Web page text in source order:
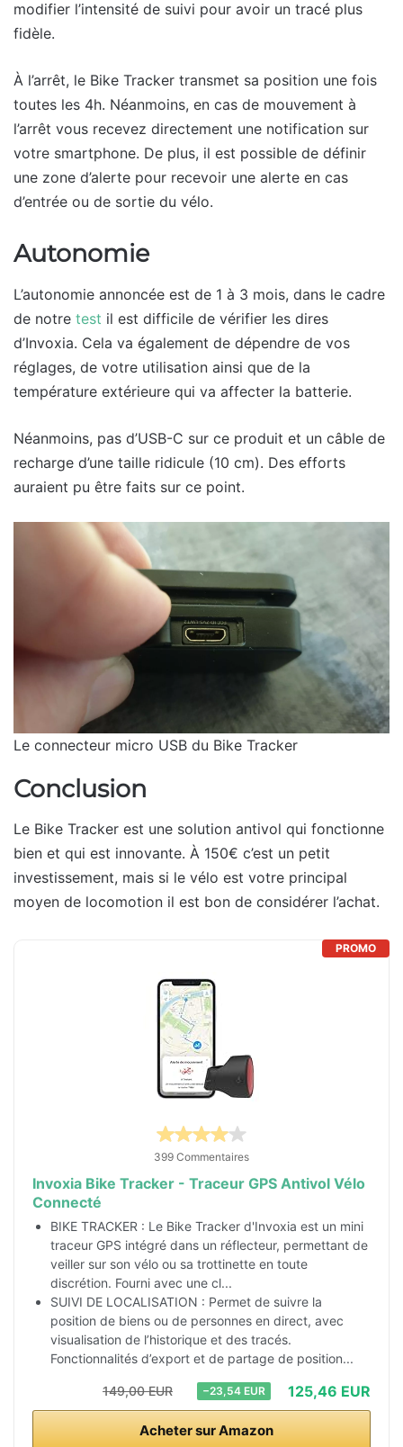
modifier l’intensité de suivi pour avoir un tracé plus
fidèle.
À l’arrêt, le Bike Tracker transmet sa position une fois
toutes les 4h. Néanmoins, en cas de mouvement à
l’arrêt vous recevez directement une notification sur
votre smartphone. De plus, il est possible de définir
une zone d’alerte pour recevoir une alerte en cas
d’entrée ou de sortie du vélo.
Autonomie
L’autonomie annoncée est de 1 à 3 mois, dans le cadre
de notre test il est difficile de vérifier les dires
d’Invoxia. Cela va également de dépendre de vos
réglages, de votre utilisation ainsi que de la
température extérieure qui va affecter la batterie.
Néanmoins, pas d’USB-C sur ce produit et un câble de
recharge d’une taille ridicule (10 cm). Des efforts
auraient pu être faits sur ce point.
Le connecteur micro USB du Bike Tracker
Conclusion
Le Bike Tracker est une solution antivol qui fonctionne
bien et qui est innovante. À 150€ c’est un petit
investissement, mais si le vélo est votre principal
moyen de locomotion il est bon de considérer l’achat.
PROMO
399 Commentaires
Invoxia Bike Tracker - Traceur GPS Antivol Vélo
Connecté
BIKE TRACKER : Le Bike Tracker d'Invoxia est un mini
traceur GPS intégré dans un réflecteur, permettant de
veiller sur son vélo ou sa trottinette en toute
discrétion. Fourni avec une cl...
SUIVI DE LOCALISATION : Permet de suivre la
position de biens ou de personnes en direct, avec
visualisation de l’historique et des tracés.
Fonctionnalités d’export et de partage de position...
149,00 EUR −23,54 EUR 125,46 EUR
Acheter sur Amazon